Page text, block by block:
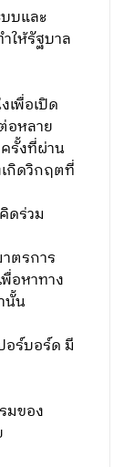
บและ
ให้รัฐบาล
พื่อเปิด
อหลาย
รั้งที่ผ่าน
กิดวิกฤตที่
ดร่วม
ตรการ
อหาทาง
นั้น
อร์บอร์ด มี
มของ